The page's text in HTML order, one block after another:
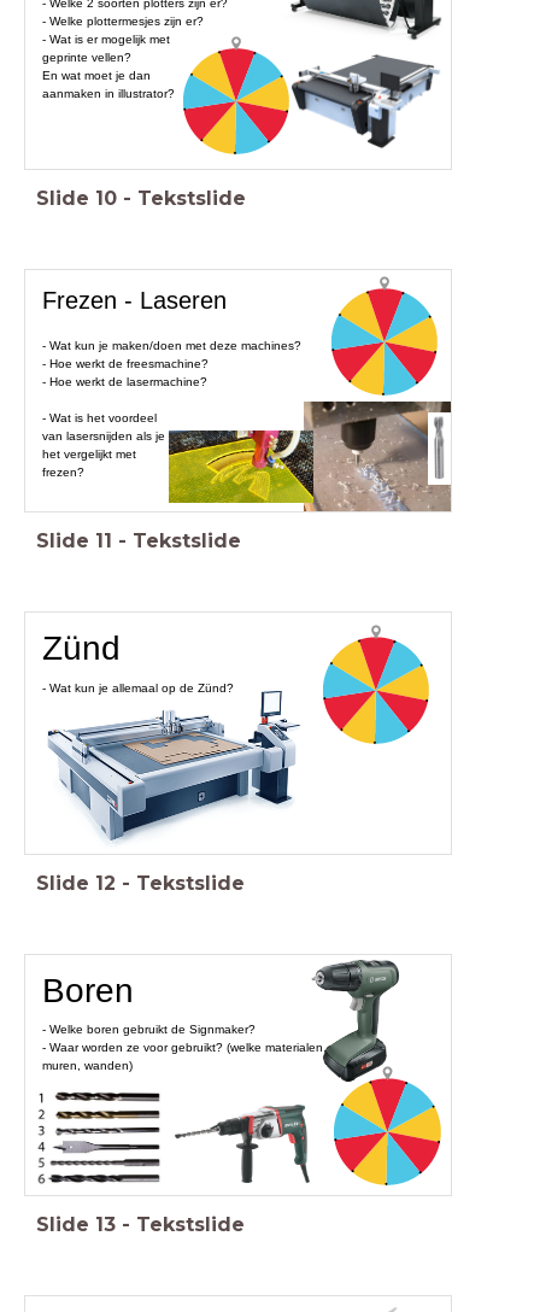
- Welke 2 soorten plotters zijn er?
- Welke plottermesjes zijn er?
- Wat is er mogelijk met
geprinte vellen?
En wat moet je dan
aanmaken in illustrator?
Slide 10 - Tekstslide
Frezen - Laseren
- Wat kun je maken/doen met deze machines?
- Hoe werkt de freesmachine?
- Hoe werkt de lasermachine?
- Wat is het voordeel
van lasersnijden als je
het vergelijkt met
frezen?
Slide 11 - Tekstslide
Zünd
- Wat kun je allemaal op de Zünd?
Slide 12 - Tekstslide
Boren
- Welke boren gebruikt de Signmaker?
- Waar worden ze voor gebruikt? (welke materialen,
muren, wanden)
Slide 13 - Tekstslide